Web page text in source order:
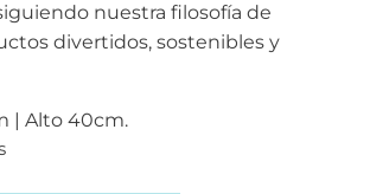
nuestra filosofía de
divertidos, sostenibles y
| Alto 40cm.